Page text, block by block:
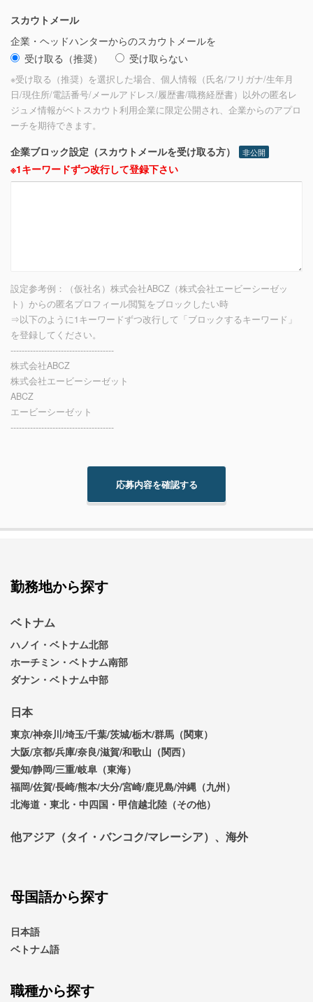
スカウトメール
企業・ヘッドハンターからのスカウトメールを
受け取る（推奨）
受け取らない
※受け取る（推奨）を選択した場合、個人情報（氏名/フリガナ/生年月
日/現住所/電話番号/メールアドレス/履歴書/職務経歴書）以外の匿名レ
ジュメ情報がベトスカウト利用企業に限定公開され、企業からのアプロ
ーチを期待できます。
企業ブロック設定（スカウトメールを受け取る方） 非公開
※1キーワードずつ改行して登録下さい
設定参考例：（仮社名）株式会社ABCZ（株式会社エービーシーゼッ
ト）からの匿名プロフィール閲覧をブロックしたい時
⇒以下のように1キーワードずつ改行して「ブロックするキーワード」
を登録してください。
-------------------------------------
株式会社ABCZ
株式会社エービーシーゼット
ABCZ
エービーシーゼット
-------------------------------------
勤務地から探す
ベトナム
ハノイ・ベトナム北部
ホーチミン・ベトナム南部
ダナン・ベトナム中部
日本
東京/神奈川/埼玉/千葉/茨城/栃木/群馬（関東）
大阪/京都/兵庫/奈良/滋賀/和歌山（関西）
愛知/静岡/三重/岐阜（東海）
福岡/佐賀/長崎/熊本/大分/宮崎/鹿児島/沖縄（九州）
北海道・東北・中四国・甲信越北陸（その他）
他アジア（タイ・バンコク/マレーシア）、海外
母国語から探す
日本語
ベトナム語
職種から探す